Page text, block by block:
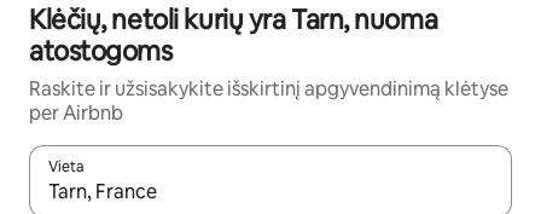
Klėčių, netoli kurių yra Tarn, nuoma
atostogoms
Raskite ir užsisakykite išskirtinį apgyvendinimą klėtyse
per Airbnb
Vieta
Kai pasirodys paieškos rezultatai, juos naršyti galite